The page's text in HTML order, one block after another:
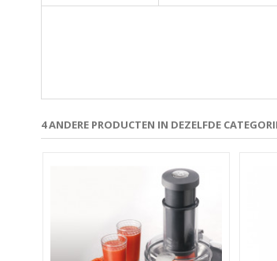
4 ANDERE PRODUCTEN IN DEZELFDE